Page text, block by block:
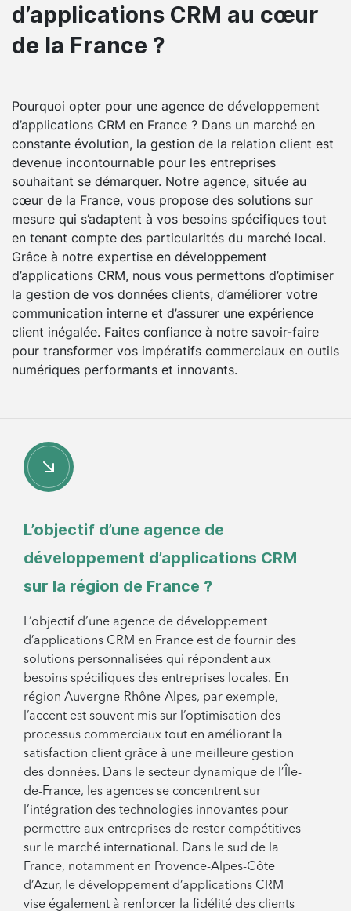
d’applications CRM au cœur
de la France ?
Pourquoi opter pour une agence de développement
d’applications CRM en France ? Dans un marché en
constante évolution, la gestion de la relation client est
devenue incontournable pour les entreprises
souhaitant se démarquer. Notre agence, située au
cœur de la France, vous propose des solutions sur
mesure qui s’adaptent à vos besoins spécifiques tout
en tenant compte des particularités du marché local.
Grâce à notre expertise en développement
d’applications CRM, nous vous permettons d’optimiser
la gestion de vos données clients, d’améliorer votre
communication interne et d’assurer une expérience
client inégalée. Faites confiance à notre savoir-faire
pour transformer vos impératifs commerciaux en outils
numériques performants et innovants.
L’objectif d’une agence de
développement d’applications CRM
sur la région de France ?
L’objectif d’une agence de développement
d’applications CRM en France est de fournir des
solutions personnalisées qui répondent aux
besoins spécifiques des entreprises locales. En
région Auvergne-Rhône-Alpes, par exemple,
l’accent est souvent mis sur l’optimisation des
processus commerciaux tout en améliorant la
satisfaction client grâce à une meilleure gestion
des données. Dans le secteur dynamique de l’Île-
de-France, les agences se concentrent sur
l’intégration des technologies innovantes pour
permettre aux entreprises de rester compétitives
sur le marché international. Dans le sud de la
France, notamment en Provence-Alpes-Côte
d’Azur, le développement d’applications CRM
vise également à renforcer la fidélité des clients